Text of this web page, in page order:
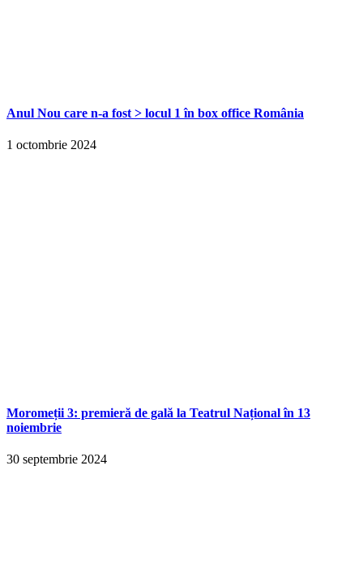
Anul Nou care n-a fost > locul 1 în box office România
1 octombrie 2024
Moromeții 3: premieră de gală la Teatrul Național în 13
noiembrie
30 septembrie 2024